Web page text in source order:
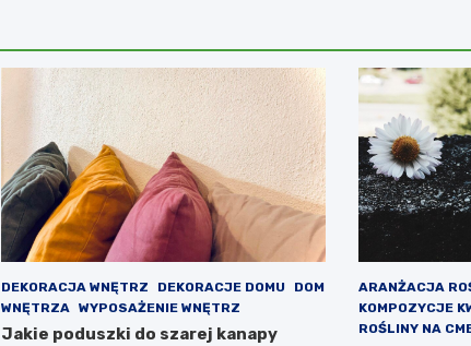
DEKORACJA WNĘTRZ DEKORACJE DOMU
DOM
WNĘTRZA
WYPOSAŻENIE WNĘTRZ
Jakie poduszki do szarej kanapy
ARANŻACJA
KOMPOZYCJE
ROŚLINY NA